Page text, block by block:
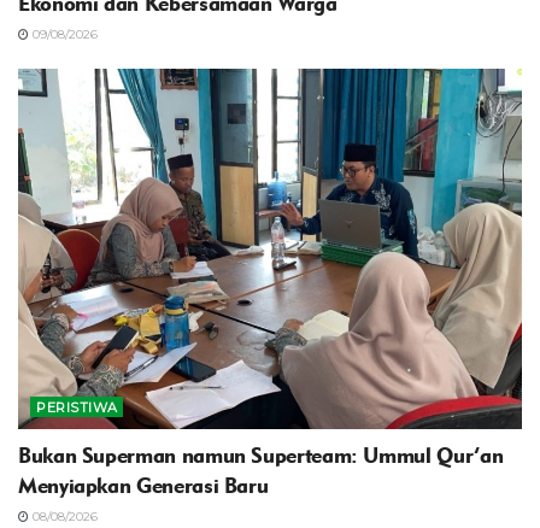
09/08/2026
PERISTIWA
Bukan Superman namun Superteam: Ummul Qur’an
Menyiapkan Generasi Baru
08/08/2026